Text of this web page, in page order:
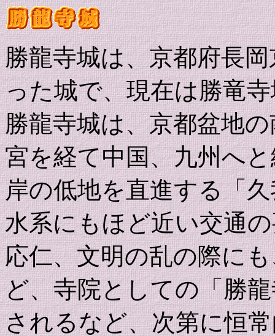
勝龍寺城は、京都府長
った城で、現在は勝竜
勝龍寺城は、京都盆地
宮を経て中国、九州へ
岸の低地を直進する「
水系にもほど近い交通
応仁、文明の乱の際に
ど、寺院としての「勝
されるなど、次第に恒